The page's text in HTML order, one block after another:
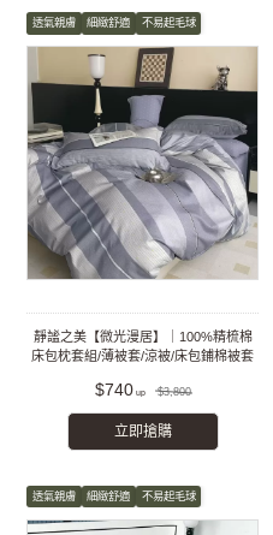
透氣親膚 細緻舒適 不易起毛球
靜謐之美【微光漫居】｜100%精梳棉
床包枕套組/薄被套/涼被/床包鋪棉被套
$740 $3,800
立即搶購
透氣親膚 細緻舒適 不易起毛球